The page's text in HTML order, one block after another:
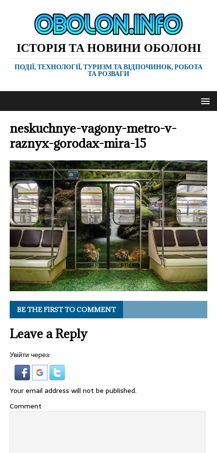
ІСТОРІЯ ТА НОВИНИ ОБОЛОНІ
ПОДІЇ, ТЕХНОЛОГІЇ, ТУРИЗМ ТА ВІДПОЧИНОК, РОБОТА
ТА РОЗВАГИ
neskuchnye-vagony-metro-v-
raznyx-gorodax-mira-15
BE THE FIRST TO COMMENT
Leave a Reply
Увійти через:
Your email address will not be published.
Comment